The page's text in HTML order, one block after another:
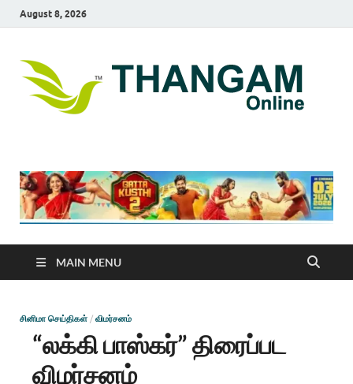
August 8, 2026
MAIN MENU
சினிமா செய்திகள் / விமர்சனம்
“லக்கி பாஸ்கர்” திரைப்பட
விமர்சனம்